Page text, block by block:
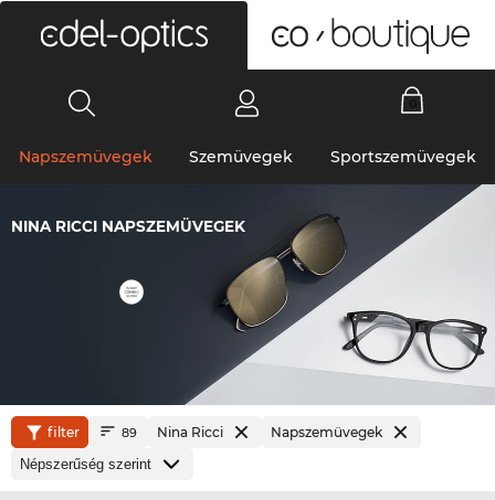
Napszemüvegek Szemüvegek Sportszemüvegek
NINA RICCI NAPSZEMÜVEGEK
filter 89 Nina Ricci Napszemüvegek